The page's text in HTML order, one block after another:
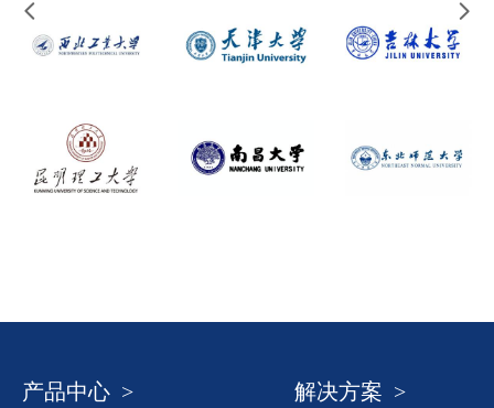
넳 넲
产品中心 > 解决方案 >